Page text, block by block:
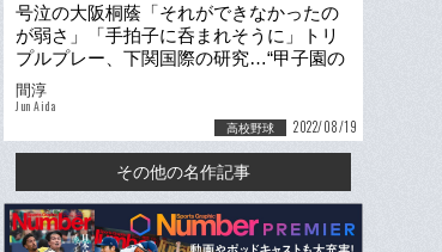
号泣の大阪桐蔭「それができなかったの
が弱さ」「手拍子に呑まれそうに」トリ
プルプレー、下関国際の研究…“甲子園の
魔物”に王者は襲われた
間淳
Jun Aida
高校野球 2022/08/19
その他の名作記事